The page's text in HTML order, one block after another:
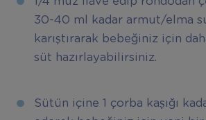
30-40 ml kadar armut/elma
karıştırarak bebeğiniz için
süt hazırlayabilirsiniz.
Sütün içine 1 çorba kaşığı